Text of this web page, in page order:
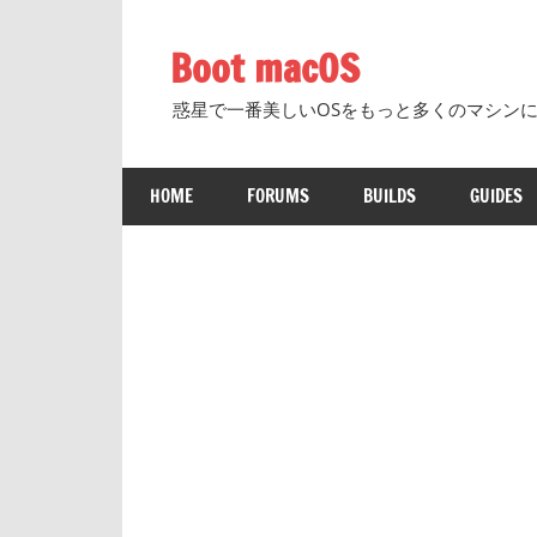
へ
キ
Boot macOS
惑星で一番美しいOSをもっと多くのマシンに
HOME FORUMS BUILDS GUIDES